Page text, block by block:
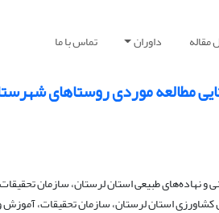
مقاله داوران تماس با ما
مطالعه موردی روستاهای
طبیعی استان لرستان، سازمان
استان لرستان، سازمان تحقیقات، آموزش و